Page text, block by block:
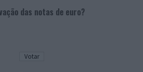
das notas de euro?